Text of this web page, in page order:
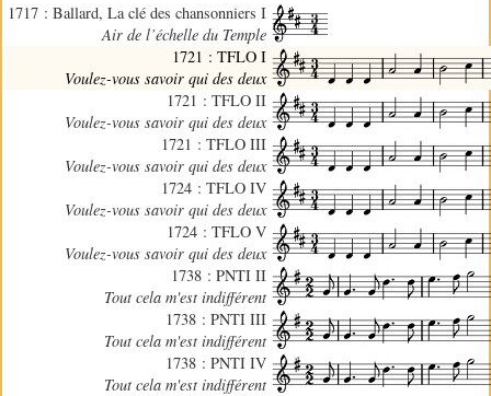
1717 : Ballard, La clé des chansonniers I
Air de l’échelle du Temple
1721 : TFLO I
Voulez-vous savoir qui des deux
1721 : TFLO II
Voulez-vous savoir qui des deux
1721 : TFLO III
Voulez-vous savoir qui des deux
1724 : TFLO IV
Voulez-vous savoir qui des deux
1724 : TFLO V
Voulez-vous savoir qui des deux
1738 : PNTI II
Tout cela m'est indifférent
1738 : PNTI III
Tout cela m'est indifférent
1738 : PNTI IV
Tout cela m'est indifférent